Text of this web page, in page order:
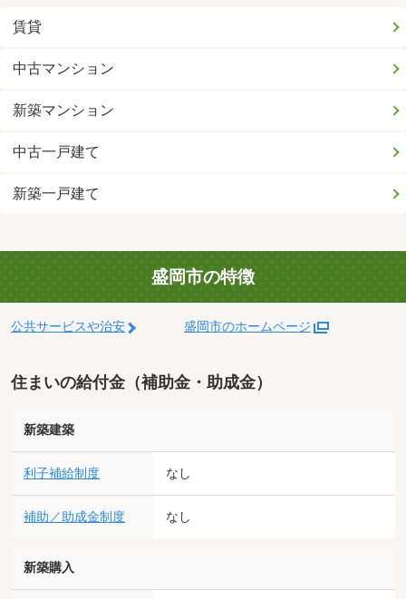
賃貸
中古マンション
新築マンション
中古一戸建て
新築一戸建て
盛岡市の特徴
公共サービスや治安 盛岡市のホームページ
住まいの給付金（補助金・助成金）
新築建築
利子補給制度 なし
補助／助成金制度 なし
新築購入